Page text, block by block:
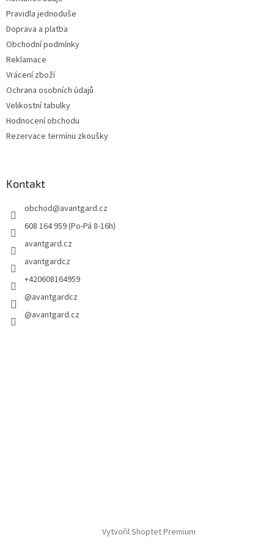
Pravidla jednoduše
Doprava a platba
Obchodní podmínky
Reklamace
Vrácení zboží
Ochrana osobních údajů
Velikostní tabulky
Hodnocení obchodu
Rezervace termínu zkoušky
Kontakt
obchod@avantgard.cz
608 164 959 (Po-Pá 8-16h)
avantgard.cz
avantgardcz
+420608164959
@avantgardcz
@avantgard.cz
Vytvořil Shoptet Premium